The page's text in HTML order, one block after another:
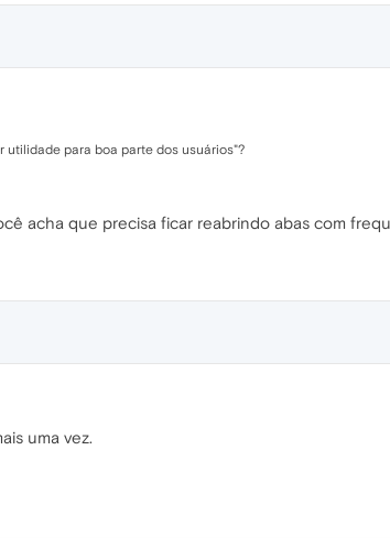
utilidade para boa parte dos usuários"?
acha que precisa ficar reabrindo abas com
uma vez.